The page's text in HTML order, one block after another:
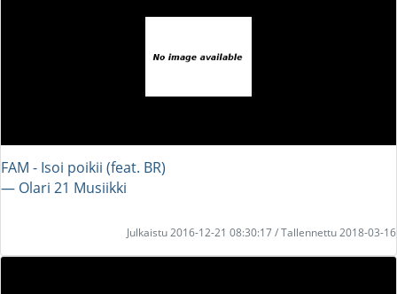
FAM - Isoi poikii (feat. BR)
― Olari 21 Musiikki
Julkaistu 2016-12-21 08:30:17 / Tallennettu 2018-03-16